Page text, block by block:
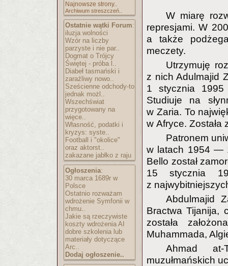
Najnowsze strony..
Archiwum streszczeń..
Ostatnie wątki Forum:
iluzja wolności
Wzór na liczby
parzyste i nie par..
Dogmat o Trójcy
Świętej - próba l..
Diabeł tasmański i
zaraźliwy nowo..
Sześcienne odchody-to
jednak możl..
Wszechświat
przygotowany na
więce..
Własność, podatki i
kryzys: syste..
Football i "okolice"
oraz aktorst..
zakazane jabłko z raju
Ogłoszenia:
30 marca 1689r w
Polsce
Ostatnio rozważam
wdrożenie Symfonii w
chmu..
Jakie są rzeczywiste
koszty wdrożenia AI
dobre szkolenia lub
materiały dotyczące
Arc..
Dodaj ogłoszenie..
W miarę
represjami. W
a także
meczety.
Utrzymuję
z nich Adulmajid
1 stycznia
Studiuje na
w Zaria. To
w Afryce. Została
Patronem
w latach 1954 —
Bello został
15 stycznia
z
Abdulmajid
Bractwa Tijanija,
została
Muhammada,
Ahmad at-
muzułmańskich